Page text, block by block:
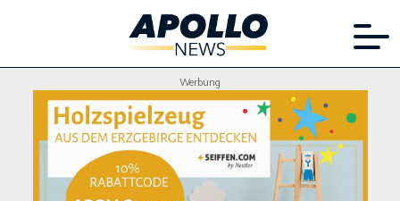
Werbung